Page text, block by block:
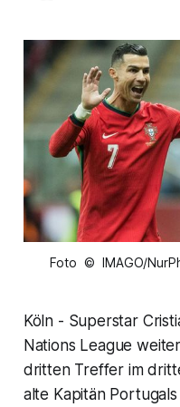
Foto © IMAGO/
Köln - Superstar
Nations League
dritten Treffer im
alte Kapitän